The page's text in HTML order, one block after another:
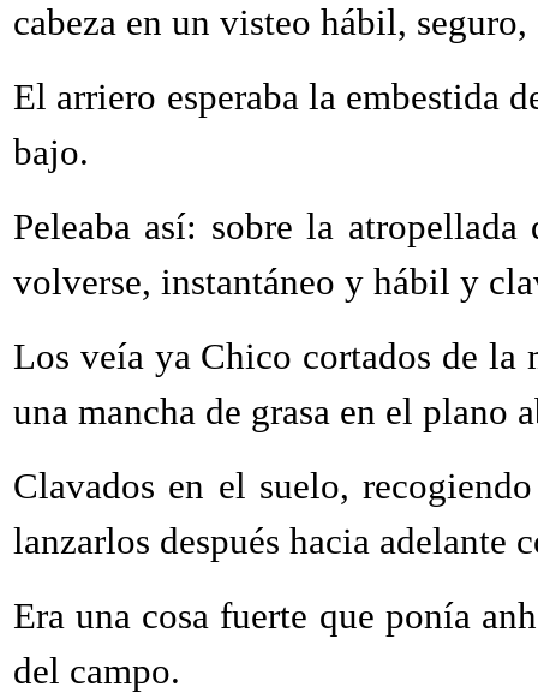
cabeza en un visteo hábil,
El arriero esperaba la embestida
bajo.
Peleaba así: sobre la
volverse, instantáneo y hábil y
Los veía ya Chico cortados de la
una mancha de grasa en el plano
Clavados en el suelo,
lanzarlos después hacia adelante
Era una cosa fuerte que ponía
del campo.